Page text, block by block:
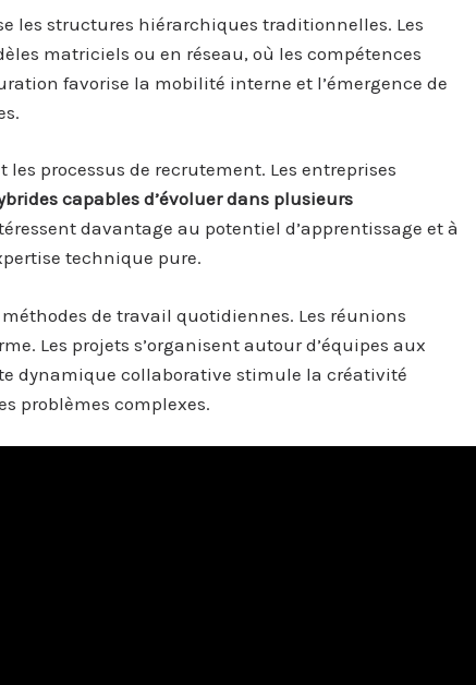
les structures hiérarchiques traditionnelles. Les
matriciels ou en réseau, où les compétences
favorise la mobilité interne et l’émergence de
processus de recrutement. Les entreprises
capables d’évoluer dans plusieurs
davantage au potentiel d’apprentissage et à
technique pure.
de travail quotidiennes. Les réunions
Les projets s’organisent autour d’équipes aux
dynamique collaborative stimule la créativité
problèmes complexes.